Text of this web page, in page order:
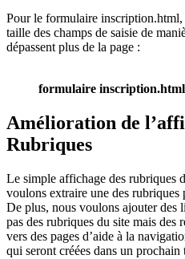
Pour le formulaire
taille des champs de saisie de
dépassent plus de la page :
formulaire inscription.html
Amélioration de
Rubriques
Le simple affichage des rubriques
voulons extraire une des
De plus, nous voulons ajouter des
pas des rubriques du site mais
vers des pages d’aide à la
qui seront créées dans un prochain